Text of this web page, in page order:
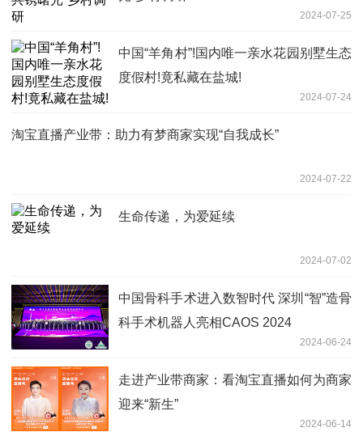
2024-07-25
中国“羊角村”!国内唯一亲水花园别墅生态
度假村!竟私藏在盐城!
2024-07-24
淘宝直播产业带：助力有梦商家实现“自我成长”
2024-07-22
生命传递，为爱延续
2024-07-02
中国骨科手术进入数智时代 深圳“智”造骨
科手术机器人亮相CAOS 2024
2024-06-24
走进产业带商家：看淘宝直播如何为商家
迎来“新生”
2024-06-14